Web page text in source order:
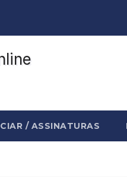
/ ASSINATURAS